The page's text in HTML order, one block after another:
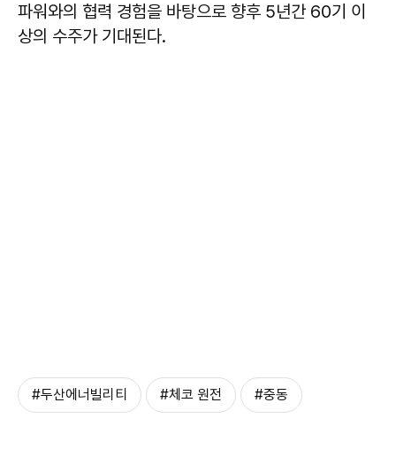
파워와의 협력 경험을 바탕으로 향후 5년간 60기 이
상의 수주가 기대된다.
#두산에너빌리티 #체코 원전 #중동